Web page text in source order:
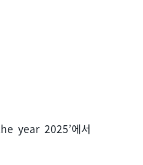
year 2025’에서